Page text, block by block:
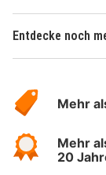
Entdecke noch
Hotelspecials
Mehr
Mehr
20